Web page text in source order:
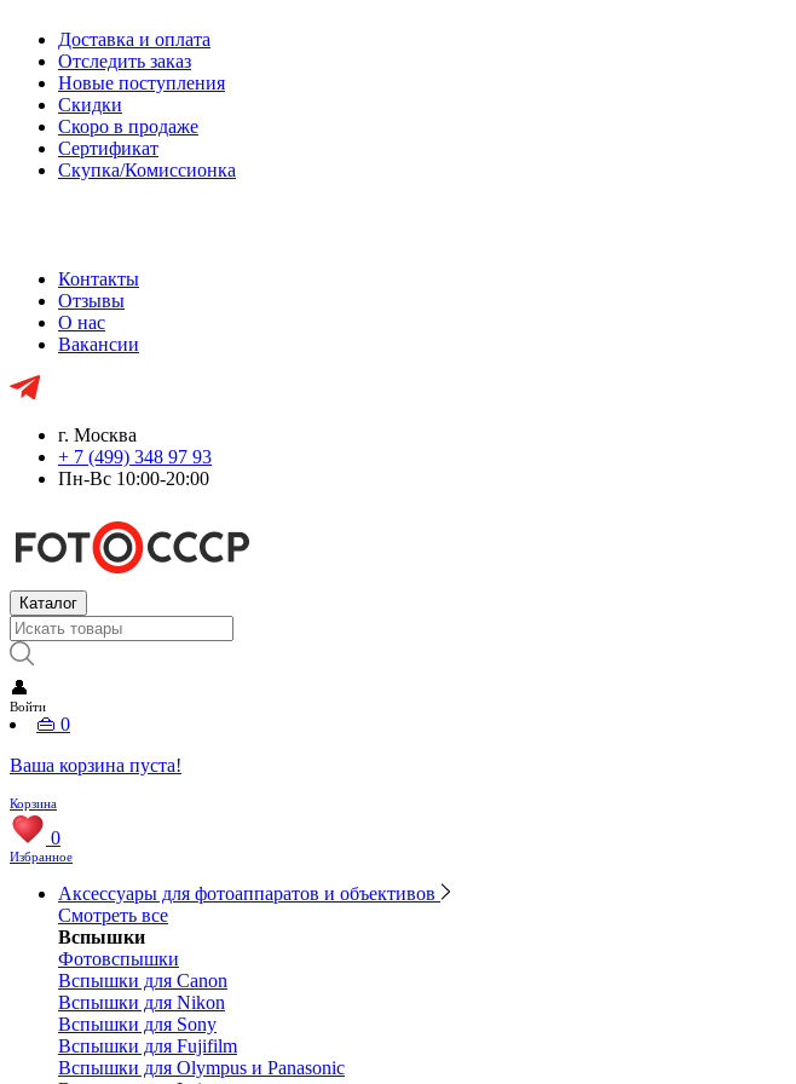
Доставка и оплата
Отследить заказ
Новые поступления
Скидки
Скоро в продаже
Сертификат
Скупка/Комиссионка
Контакты
Отзывы
О нас
Вакансии
г. Москва
+ 7 (499) 348 97 93
Пн-Вс 10:00-20:00
Каталог
👤
Войти
👜 0
Ваша корзина пуста!
Корзина
0
Избранное
Аксессуары для фотоаппаратов и объективов
Смотреть все
Вспышки
Фотовспышки
Вспышки для Canon
Вспышки для Nikon
Вспышки для Sony
Вспышки для Fujifilm
Вспышки для Olympus и Panasonic